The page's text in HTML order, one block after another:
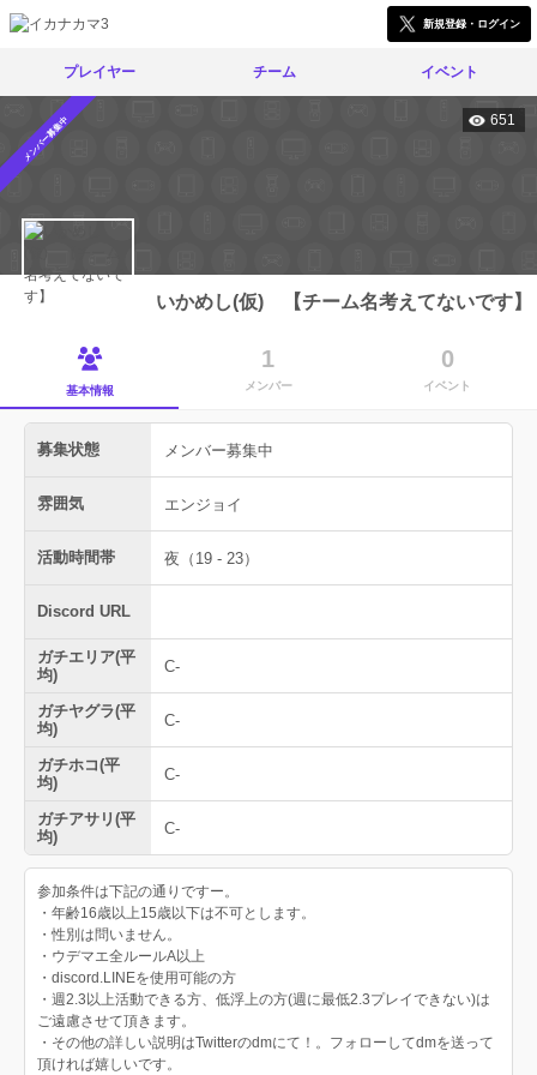
新規登録・ログイン
プレイヤー チーム イベント
メンバー募集中 651
いかめし(仮) 【チーム名考えてないです】
基本情報
1
メンバー
0
イベント
募集状態 メンバー募集中
雰囲気 エンジョイ
活動時間帯 夜（19 - 23）
Discord URL
ガチエリア(平
均)
C-
ガチヤグラ(平
均)
C-
ガチホコ(平
均)
C-
ガチアサリ(平
均)
C-
参加条件は下記の通りですー。
・年齢16歳以上15歳以下は不可とします。
・性別は問いません。
・ウデマエ全ルールA以上
・discord.LINEを使用可能の方
・週2.3以上活動できる方、低浮上の方(週に最低2.3プレイできない)は
ご遠慮させて頂きます。
・その他の詳しい説明はTwitterのdmにて！。フォローしてdmを送って
頂ければ嬉しいです。